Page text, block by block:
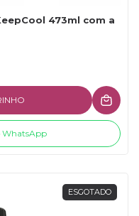
473ml com a
WhatsApp
ESGOTADO